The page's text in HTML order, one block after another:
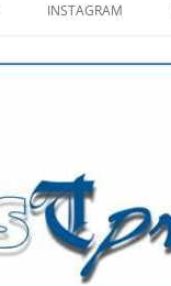
INSTAGRAM